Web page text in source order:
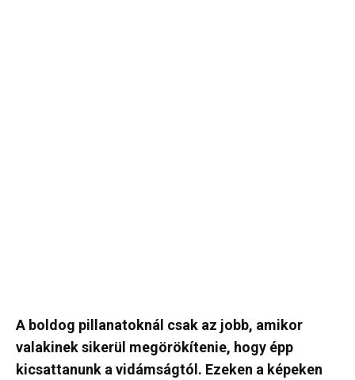
A boldog pillanatoknál csak az jobb, amikor
valakinek sikerül megörökítenie, hogy épp
kicsattanunk a vidámságtól. Ezeken a képeken